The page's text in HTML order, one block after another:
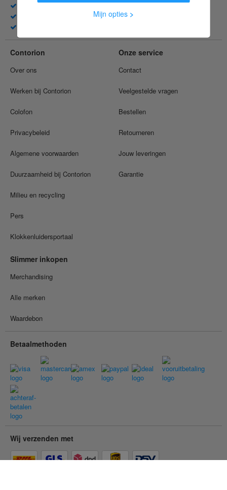
Snelle levering
Gratis verzending vanaf € 150
Contorion
Over ons
Werken bij Contorion
Colofon
Privacybeleid
Algemene voorwaarden
Duurzaamheid bij Contorion
Milieu en recycling
Pers
Klokkenluidersportaal
Onze service
Contact
Veelgestelde vragen
Bestellen
Retourneren
Jouw leveringen
Garantie
Slimmer inkopen
Merchandising
Alle merken
Waardebon
Betaalmethoden
Wij verzenden met
Mijn opties >